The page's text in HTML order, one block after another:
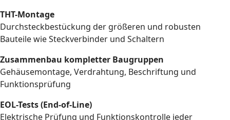
THT-Montage
Durchsteckbestückung der größeren und robusten
Bauteile wie Steckverbinder und Schaltern
Zusammenbau kompletter Baugruppen
Gehäusemontage, Verdrahtung, Beschriftung und
Funktionsprüfung
EOL-Tests (End-of-Line)
Elektrische Prüfung und Funktionskontrolle jeder